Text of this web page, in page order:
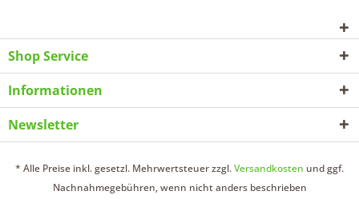
Shop Service
Informationen
Newsletter
* Alle Preise inkl. gesetzl. Mehrwertsteuer zzgl.Versandkosten und ggf.
Nachnahmegebühren, wenn nicht anders beschrieben